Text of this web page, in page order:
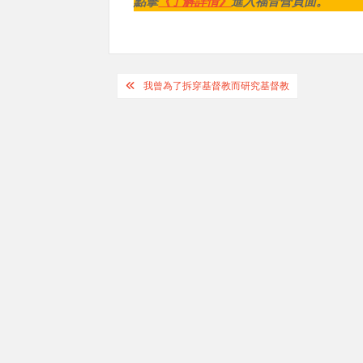
Post我曾為了拆穿基督教而研究基督教